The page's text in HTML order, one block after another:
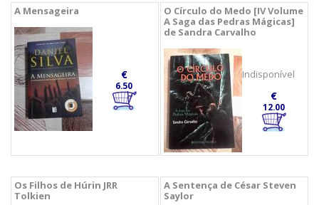
A Mensageira
€
6.50
O Círculo do Medo [IV Volume
A Saga das Pedras Mágicas]
de Sandra Carvalho
Indisponível
€
12.00
Os Filhos de Húrin JRR
Tolkien
A Sentença de César Steven
Saylor